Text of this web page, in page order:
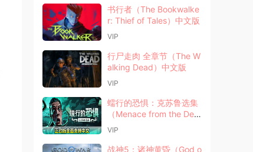
书行者（The Bookwalke
r: Thief of Tales）中文版
VIP
行尸走肉 全章节（The W
alking Dead）中文版
VIP
蠕行的恐惧：克苏鲁选集
（Menace from the Dee
p）中文版
VIP
战神5：诸神黄昏（God o